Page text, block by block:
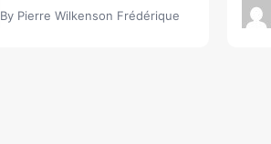
By Pierre Wilkenson Frédérique